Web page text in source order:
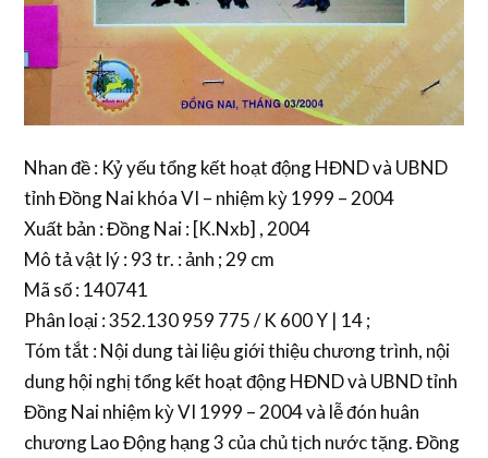
Nhan đề : Kỷ yếu tổng kết hoạt động HĐND và UBND
tỉnh Đồng Nai khóa VI – nhiệm kỳ 1999 – 2004
Xuất bản : Đồng Nai : [K.Nxb] , 2004
Mô tả vật lý : 93 tr. : ảnh ; 29 cm
Mã số : 140741
Phân loại : 352.130 959 775 / K 600 Y | 14 ;
Tóm tắt : Nội dung tài liệu giới thiệu chương trình, nội
dung hội nghị tổng kết hoạt động HĐND và UBND tỉnh
Đồng Nai nhiệm kỳ VI 1999 – 2004 và lễ đón huân
chương Lao Động hạng 3 của chủ tịch nước tặng. Đồng